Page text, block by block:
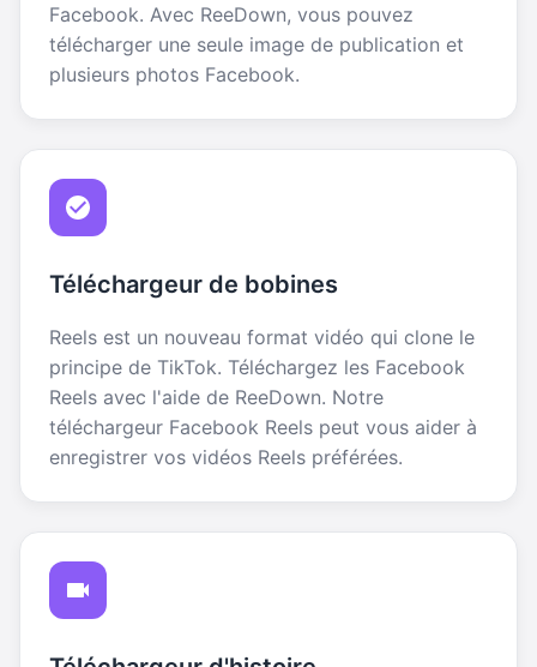
Facebook. Avec ReeDown, vous pouvez
télécharger une seule image de publication et
plusieurs photos Facebook.
Téléchargeur de bobines
Reels est un nouveau format vidéo qui clone le
principe de TikTok. Téléchargez les Facebook
Reels avec l'aide de ReeDown. Notre
téléchargeur Facebook Reels peut vous aider à
enregistrer vos vidéos Reels préférées.